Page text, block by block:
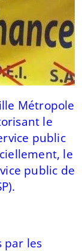
Métropole
le
public
le
public de
par les